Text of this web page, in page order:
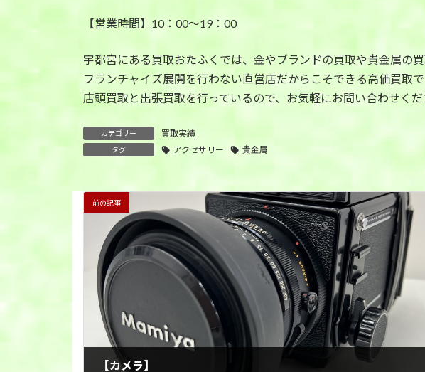
【営業時間】10：00～19：00
宇都宮にある買取おたふくでは、金やブランドの買取や貴金属の買
フランチャイズ展開を行わない直営店だからこそできる高価買取
店頭買取と出張買取を行っているので、お気軽にお問い合わせくだ
カテゴリー 買取実績
タグ アクセサリー 貴金属
前の記事
【カメラ】